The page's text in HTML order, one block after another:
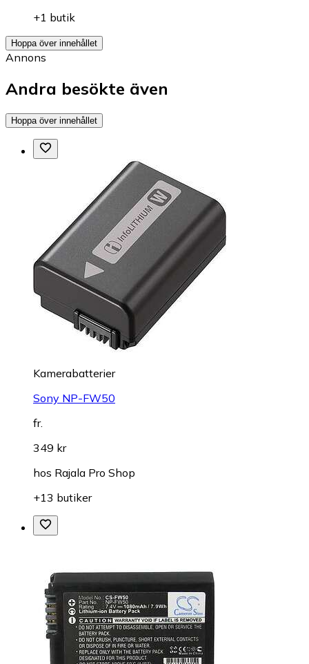
+1 butik
Hoppa över innehållet
Annons
Andra besökte även
Hoppa över innehållet
Kamerabatterier
Sony NP-FW50
fr.
349 kr
hos Rajala Pro Shop
+13 butiker